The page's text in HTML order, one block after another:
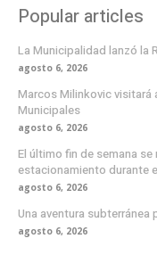
Popular articles
La Municipalidad lanzó la
agosto 6, 2026
Marcos Milinkovic visitará
Municipales
agosto 6, 2026
El último fin de semana
estacionamiento durante
agosto 6, 2026
Una aventura
agosto 6, 2026